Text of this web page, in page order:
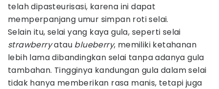
telah dipasteurisasi, karena ini dapat
memperpanjang umur simpan roti selai.
Selain itu, selai yang kaya gula, seperti selai
strawberryatau blueberry, memiliki ketahanan
lebih lama dibandingkan selai tanpa adanya gula
tambahan. Tingginya kandungan gula dalam selai
tidak hanya memberikan rasa manis, tetapi juga